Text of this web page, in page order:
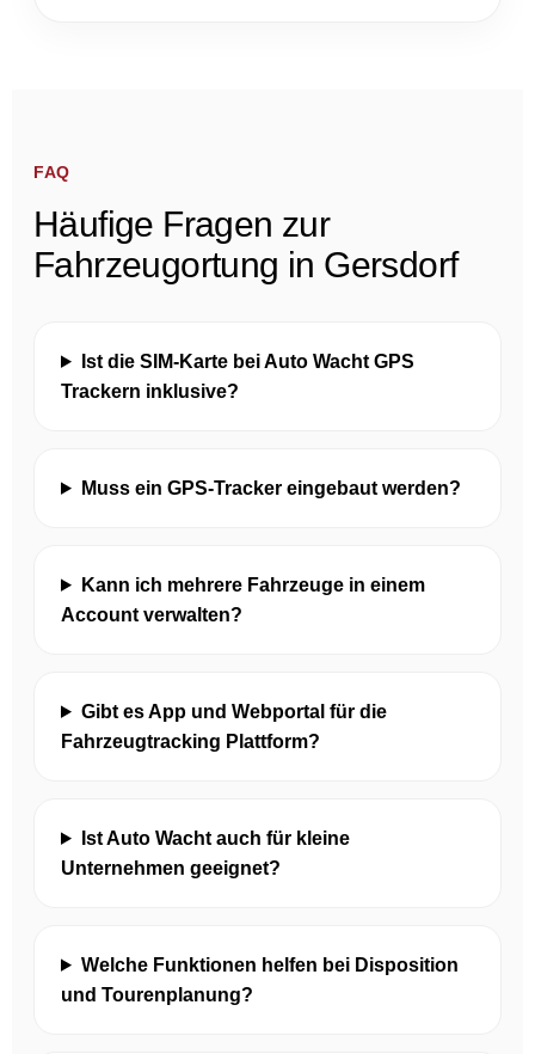
FAQ
Häufige Fragen zur
Fahrzeugortung in Gersdorf
Ist die SIM-Karte bei Auto Wacht GPS
Trackern inklusive?
Muss ein GPS-Tracker eingebaut werden?
Kann ich mehrere Fahrzeuge in einem
Account verwalten?
Gibt es App und Webportal für die
Fahrzeugtracking Plattform?
Ist Auto Wacht auch für kleine
Unternehmen geeignet?
Welche Funktionen helfen bei Disposition
und Tourenplanung?